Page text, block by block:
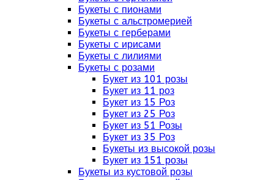
Букеты с пионами
Букеты с альстромерией
Букеты с герберами
Букеты с ирисами
Букеты с лилиями
Букеты с розами
Букет из 101 розы
Букет из 11 роз
Букет из 15 Роз
Букет из 25 Роз
Букет из 51 Розы
Букет из 35 Роз
Букеты из высокой розы
Букет из 151 розы
Букеты из кустовой розы